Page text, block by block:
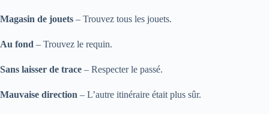
Magasin de jouets – Trouvez tous les jouets.
Au fond – Trouvez le requin.
Sans laisser de trace – Respecter le passé.
Mauvaise direction – L’autre itinéraire était plus sûr.